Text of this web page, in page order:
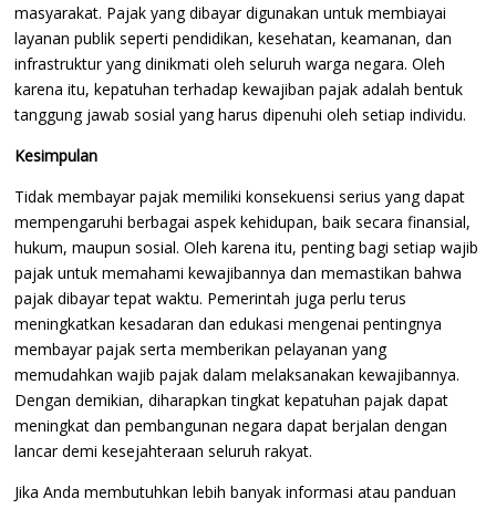
masyarakat. Pajak yang dibayar digunakan untuk membiayai
layanan publik seperti pendidikan, kesehatan, keamanan, dan
infrastruktur yang dinikmati oleh seluruh warga negara. Oleh
karena itu, kepatuhan terhadap kewajiban pajak adalah bentuk
tanggung jawab sosial yang harus dipenuhi oleh setiap individu.
Kesimpulan
Tidak membayar pajak memiliki konsekuensi serius yang dapat
mempengaruhi berbagai aspek kehidupan, baik secara finansial,
hukum, maupun sosial. Oleh karena itu, penting bagi setiap wajib
pajak untuk memahami kewajibannya dan memastikan bahwa
pajak dibayar tepat waktu. Pemerintah juga perlu terus
meningkatkan kesadaran dan edukasi mengenai pentingnya
membayar pajak serta memberikan pelayanan yang
memudahkan wajib pajak dalam melaksanakan kewajibannya.
Dengan demikian, diharapkan tingkat kepatuhan pajak dapat
meningkat dan pembangunan negara dapat berjalan dengan
lancar demi kesejahteraan seluruh rakyat.
Jika Anda membutuhkan lebih banyak informasi atau panduan